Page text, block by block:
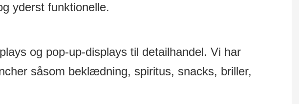
yderst funktionelle.
og pop-up-displays til detailhandel. Vi har
såsom beklædning, spiritus, snacks, briller,